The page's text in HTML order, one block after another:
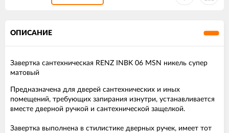
ОПИСАНИЕ
Завертка сантехническая RENZ INBK 06 MSN никель супер
матовый
Предназначена для дверей сантехнических и иных
помещений, требующих запирания изнутри, устанавливается
вместе дверной ручкой и сантехнической защелкой.
Завертка выполнена в стилистике дверных ручек, имеет тот